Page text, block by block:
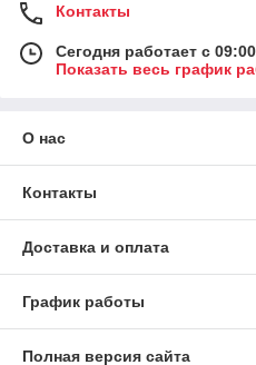
Контакты
Сегодня работает с
Показать весь график
О нас
Контакты
Доставка и оплата
График работы
Полная версия сайта